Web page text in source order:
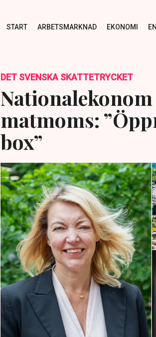
START ARBETSMARKNAD EKONOMI
DET SVENSKA SKATTETRYCKET
matmoms:
box”